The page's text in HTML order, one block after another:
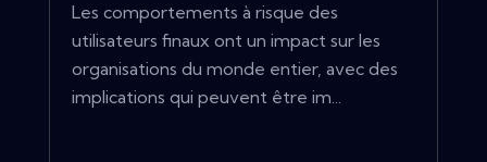
Les comportements à risque des
utilisateurs finaux ont un impact sur les
organisations du monde entier, avec des
implications qui peuvent être im...